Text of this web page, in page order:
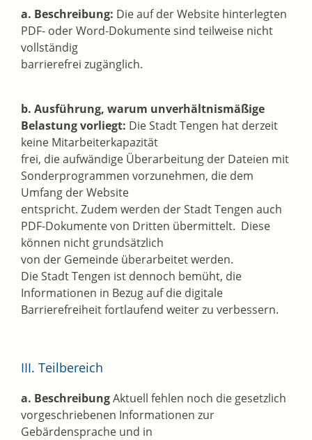
a. Beschreibung: Die auf der Website hinterlegten
PDF- oder Word-Dokumente sind teilweise nicht
vollständig
barrierefrei zugänglich.
b. Ausführung, warum unverhältnismäßige
Belastung vorliegt: Die Stadt Tengen hat derzeit
keine Mitarbeiterkapazität
frei, die aufwändige Überarbeitung der Dateien mit
Sonderprogrammen vorzunehmen, die dem
Umfang der Website
entspricht. Zudem werden der Stadt Tengen auch
PDF-Dokumente von Dritten übermittelt. Diese
können nicht grundsätzlich
von der Gemeinde überarbeitet werden.
Die Stadt Tengen ist dennoch bemüht, die
Informationen in Bezug auf die digitale
Barrierefreiheit fortlaufend weiter zu verbessern.
III. Teilbereich
a. BeschreibungAktuell fehlen noch die gesetzlich
vorgeschriebenen Informationen zur
Gebärdensprache und in